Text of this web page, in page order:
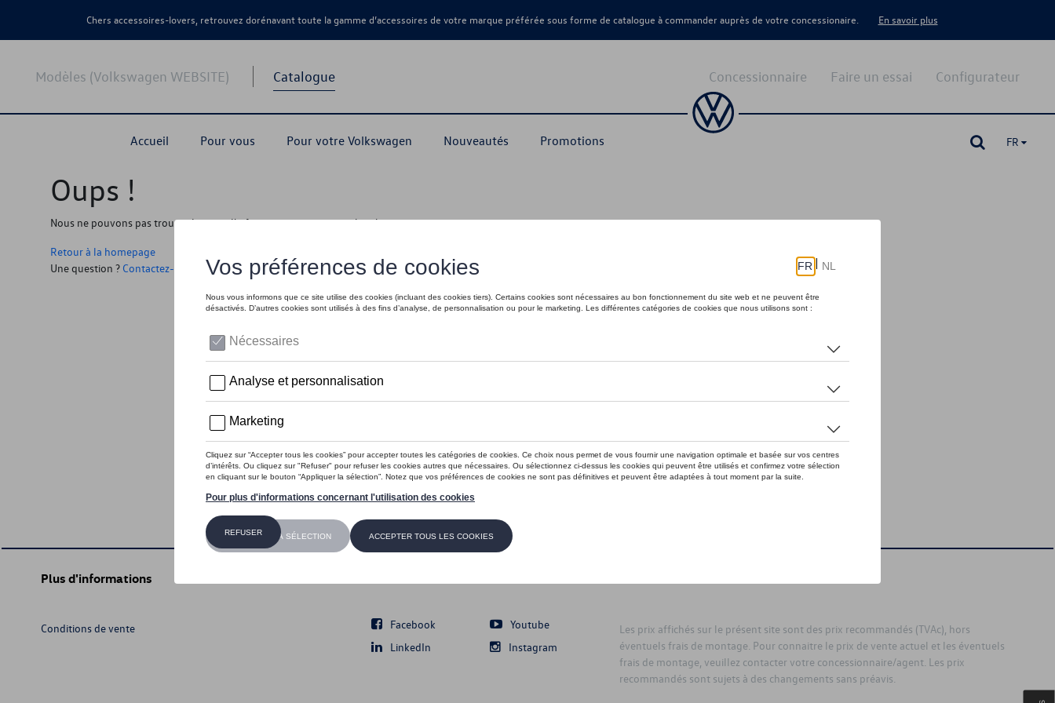
Chers accessoires-lovers, retrouvez dorénavant toute la gamme d’accessoires de votre marque préférée sous forme de catalogue à commander auprès de votre concessionaire. En savoir plus
Modèles (Volkswagen WEBSITE) Catalogue
Accueil Pour vous Pour votre Volkswagen Nouveautés Promotions
Configurateur
Faire un essai
Concessionnaire
FR
Oups !
Nous ne pouvons pas trouver la page, l'information que vous recherchez
Retour à la homepage
Une question ? Contactez-nous
Plus d'informations
Conditions de vente Facebook
Youtube
LinkedIn
Instagram
Les prix affichés sur le présent site sont des prix recommandés (TVAc), hors
éventuels frais de montage. Pour connaitre le prix de vente actuel et les éventuels
frais de montage, veuillez contacter votre concessionnaire/agent. Les prix
recommandés sont sujets à des changements sans préavis.